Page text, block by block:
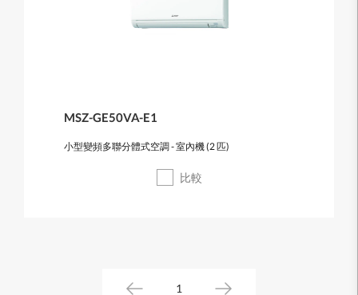
MSZ-GE50VA-E1
小型變頻多聯分體式空調 - 室內機 (2 匹)
比較
1